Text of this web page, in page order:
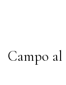
Campo al